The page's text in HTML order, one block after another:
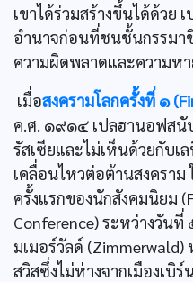
เขาได้ร่วมสร้างขึ้นได้ด้วย
อำนาจก่อนที่ชนชั้นกรรมา
ความผิดพลาดและความห
เมื่อสงครามโลกครั้งที่ ๑
ค.ศ. ๑๙๑๔ เปลฮานอฟสนั
รัสเซียและไม่เห็นด้วยกับเ
เคลื่อนไหวต่อต้านสงคราม
ครั้งแรกของนักสังคมนิยม
Conference) ระหว่างวัน
มเมอร์วัลด์ (Zimmerwald)
สวิสซึ่งไม่ห่างจากเมืองเบิร์